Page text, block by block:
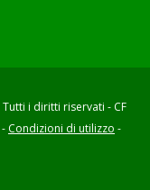
i diritti riservati - CF
- Condizioni di utilizzo -